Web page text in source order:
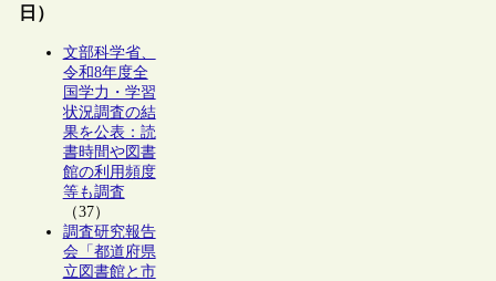
日）
文部科学省、
令和8年度全
国学力・学習
状況調査の結
果を公表：読
書時間や図書
館の利用頻度
等も調査
（37）
調査研究報告
会「都道府県
立図書館と市